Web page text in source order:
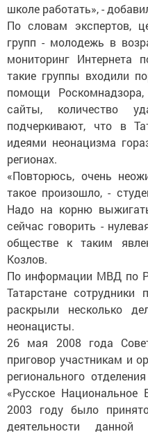
школе работать», -
По словам экспертов,
групп - молодежь в
мониторинг Интернета
такие группы входили
помощи
сайты, количество
подчеркивают, что в
идеями неонацизма
регионах.
«Повторюсь, очень
такое произошло, -
Надо на корню
сейчас говорить -
обществе к таким
Козлов.
По информации МВД по
Татарстане сотрудники
раскрыли несколько
неонацисты.
26 мая 2008 года
приговор участникам и
регионального
«Русское
2003 году было
деятельности